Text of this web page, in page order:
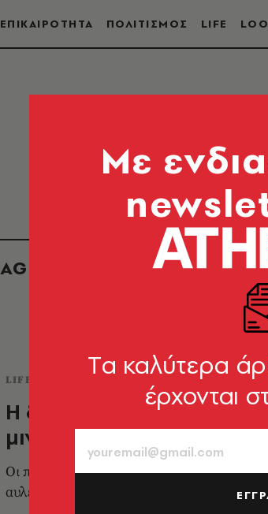
ΕΠΙΚΑΙΡΟΤΗΤΑ ΠΟΛΙΤΙΣΜΟΣ LIFE
LIFESTYLE
Η διακόσμηση κήπου
μινιμαλισμό και
Οι πιο όμορφες τάσεις του καλοκαιριού
αυλές που αγαπήσαμε
Mε
Tα καλύτερα
έρχονται